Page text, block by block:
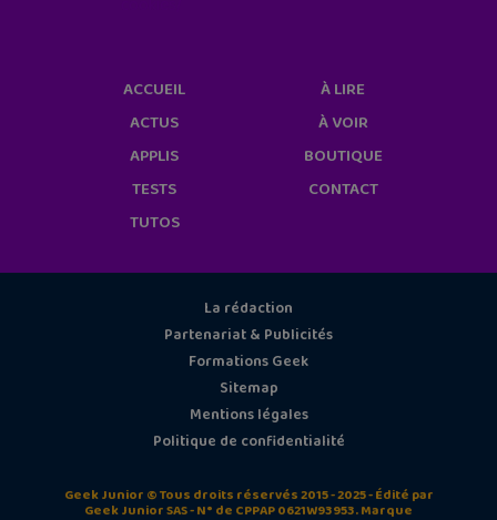
ACCUEIL
ACTUS
APPLIS
TESTS
TUTOS
À LIRE
À VOIR
BOUTIQUE
CONTACT
La rédaction
Partenariat & Publicités
Formations Geek
Sitemap
Mentions légales
Politique de confidentialité
Geek Junior © Tous droits réservés 2015 - 2025 - Édité par
Geek Junior SAS - N° de CPPAP 0621W93953. Marque